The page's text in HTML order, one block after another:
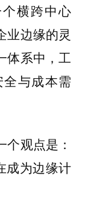
个横跨中心
业边缘的灵
体系中，工
与成本需
观点是：
成为边缘计